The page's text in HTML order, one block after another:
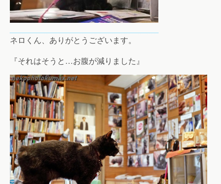
ネロくん、ありがとうございます。
『それはそうと…お腹が減りました』